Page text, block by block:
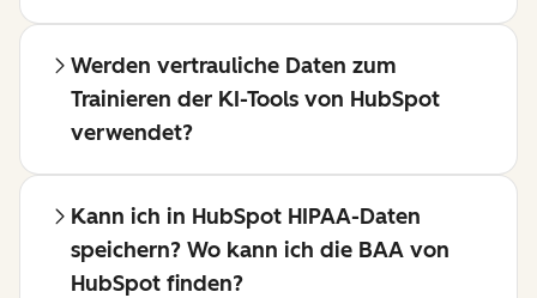
Werden vertrauliche Daten zum
Trainieren der KI-Tools von HubSpot
verwendet?
Kann ich in HubSpot HIPAA-Daten
speichern? Wo kann ich die BAA von
HubSpot finden?